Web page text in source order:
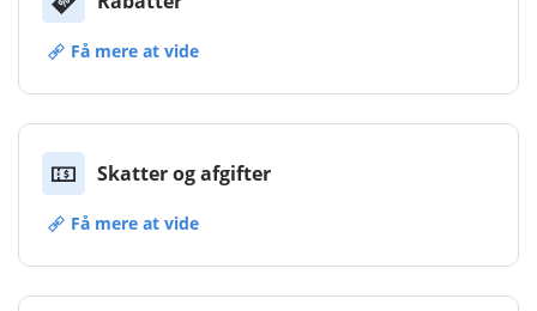
Få mere at vide
Skatter og afgifter
Få mere at vide